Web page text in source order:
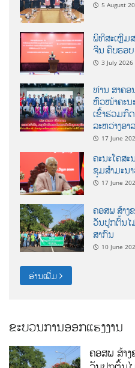
5 August
ພິທີສະເຫຼີມ
ຈີນ ຄົບຮອ
3 July 2026
ທ່ານ ສາຄອ
ຫົວໜ້າຄະນ
ເຂົ້າຮ່ວມກິ
ລະຫວ່າງອາ
17 June
ຄະນະໂຄສ
ຊຸມສຳມະນ
17 June
ຄອສພ ສ້າງ
ວັນປູກຕົ້ນໄ
ສາກົນ
10 June
ອ່ານເພີ່ມ
ຂະບວນການອອກແຮງງານ
ຄອສພ ສ້າ